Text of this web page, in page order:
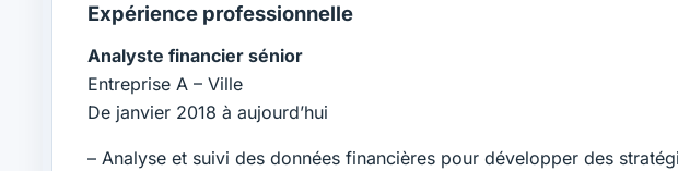
Expérience professionnelle
Analyste financier sénior
Entreprise A – Ville
De janvier 2018 à aujourd’hui
– Analyse et suivi des données financières pour développer des